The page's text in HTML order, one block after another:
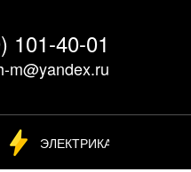
101-40-01
m@yandex.ru
ЭЛЕКТРИКА